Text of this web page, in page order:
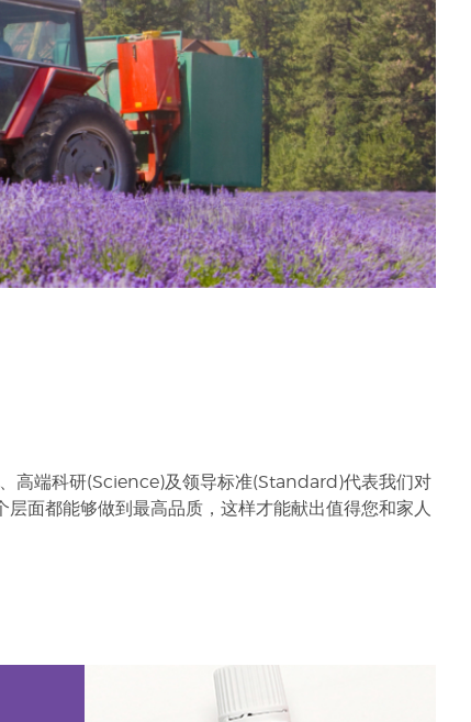
高端科研(Science)及领导标准(Standard)代表我们对
面都能够做到最高品质，这样才能献出值得您和家人